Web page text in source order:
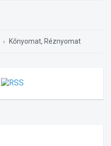
Kőnyomat, Réznyomat